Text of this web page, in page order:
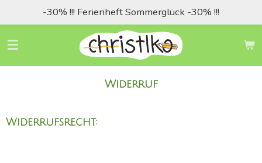
Hauptinhalt
springen
-30% !!! Ferienheft Sommerglück -30% !!!
Widerruf
Widerrufsrecht: